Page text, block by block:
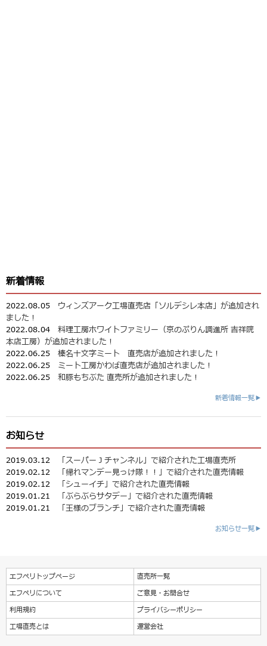
新着情報
2022.08.05 ウィンズアーク工場直売店「ソルデシレ本店」が追加され
ました！
2022.08.04 料理工房ホワイトファミリー（京のぷりん調進所 吉祥院
本店工房）が追加されました！
2022.06.25 榛名十文字ミート 直売店が追加されました！
2022.06.25 ミート工房かわば直売店が追加されました！
2022.06.25 和豚もちぶた 直売所が追加されました！
新着情報一覧▶
お知らせ
2019.03.12
「スーパーＪチャンネル」で紹介された工場直売所
2019.02.12
「帰れマンデー見っけ隊！！」で紹介された直売情報
2019.02.12
「シューイチ」で紹介された直売情報
2019.01.21
「ぶらぶらサタデー」で紹介された直売情報
2019.01.21
「王様のブランチ」で紹介された直売情報
お知らせ一覧▶
エフペリトップページ
直売所一覧
エフペリについて
ご意見・お問合せ
利用規約
プライバシーポリシー
工場直売とは
運営会社